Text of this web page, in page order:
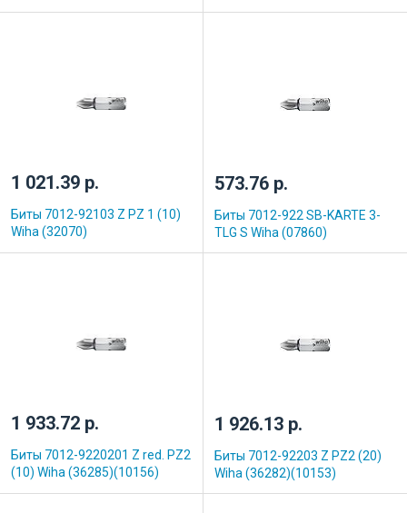
1 021.39 р.
Биты 7012-92103 Z PZ 1 (10)
Wiha (32070)
573.76 р.
Биты 7012-922 SB-KARTE 3-
TLG S Wiha (07860)
1 933.72 р.
Биты 7012-9220201 Z red. PZ2
(10) Wiha (36285)(10156)
1 926.13 р.
Биты 7012-92203 Z PZ2 (20)
Wiha (36282)(10153)